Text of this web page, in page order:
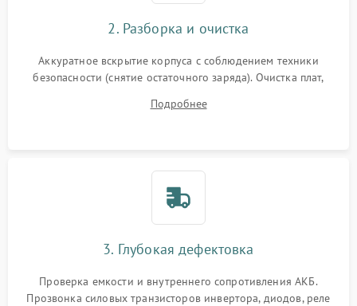
2. Разборка и очистка
Аккуратное вскрытие корпуса с соблюдением техники
безопасности (снятие остаточного заряда). Очистка плат,
и кистей для предотвращения перегрева и замыканий.
Подробнее
3. Глубокая дефектовка
Проверка емкости и внутреннего сопротивления АКБ.
Прозвонка силовых транзисторов инвертора, диодов, реле